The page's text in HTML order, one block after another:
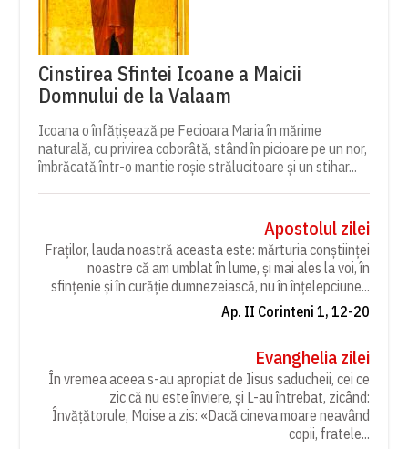
Cinstirea Sfintei Icoane a Maicii
Domnului de la Valaam
Icoana o înfățișează pe Fecioara Maria în mărime
naturală, cu privirea coborâtă, stând în picioare pe un nor,
îmbrăcată într-o mantie roșie strălucitoare și un stihar...
Apostolul zilei
Fraților, lauda noastră aceasta este: mărturia conștiinței
noastre că am umblat în lume, și mai ales la voi, în
sfințenie și în curăție dumnezeiască, nu în înțelepciune...
Ap. II Corinteni 1, 12-20
Evanghelia zilei
În vremea aceea s-au apropiat de Iisus saducheii, cei ce
zic că nu este înviere, și L-au întrebat, zicând:
Învățătorule, Moise a zis: «Dacă cineva moare neavând
copii, fratele...